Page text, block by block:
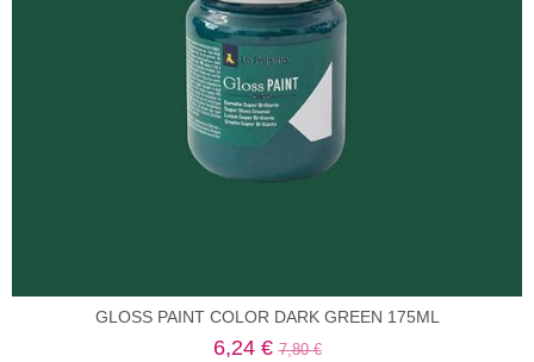
GLOSS PAINT COLOR DARK GREEN 175ML
6,24 €7,80 €